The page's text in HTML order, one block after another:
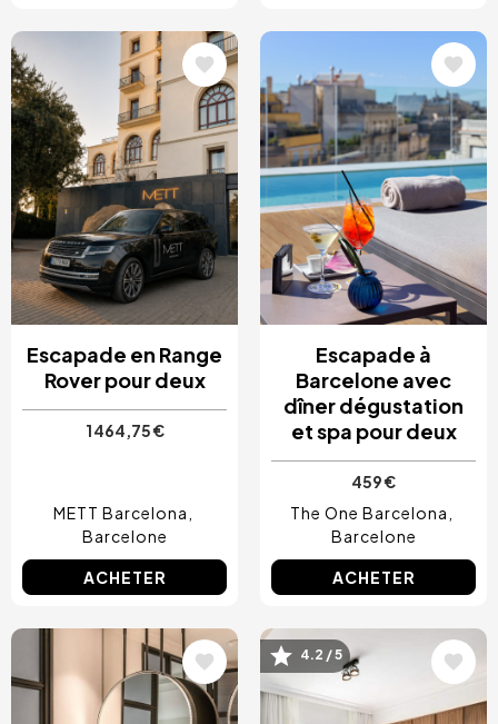
Image
Escapade en Range
Rover pour deux
1 464,75 €
METT Barcelona
Barcelone
ACHETER
Image
Escapade à
Barcelone avec
dîner dégustation
et spa pour deux
459 €
The One Barcelona
Barcelone
ACHETER
Image Image
4.2 / 5